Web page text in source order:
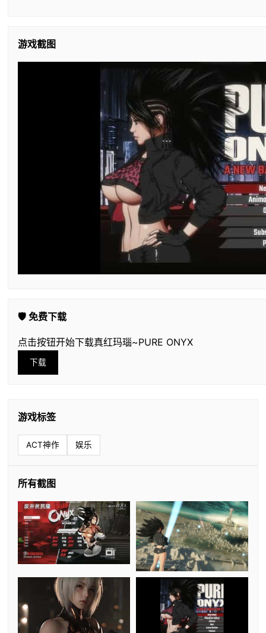
游戏截图
🛡️ 免费下载
点击按钮开始下载真红玛瑙~PURE ONYX
下载
游戏标签
ACT神作 娱乐
所有截图